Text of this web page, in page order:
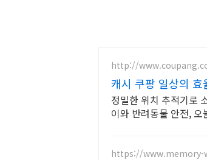
http://
캐시 쿠팡 일상의
정밀한 위치 추적기로
이와 반려동물 안전,
https://www.memory-